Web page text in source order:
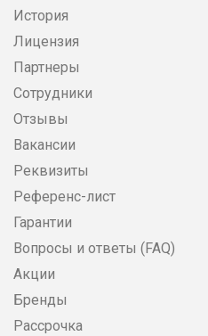
История
Лицензия
Партнеры
Сотрудники
Отзывы
Вакансии
Реквизиты
Референс-лист
Гарантии
Вопросы и ответы (FAQ)
Акции
Бренды
Рассрочка